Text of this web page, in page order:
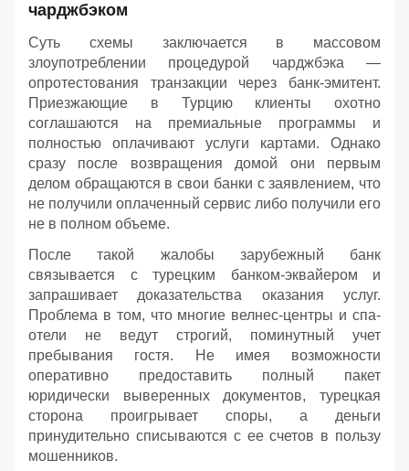
чарджбэком
Суть схемы заключается в массовом
злоупотреблении процедурой чарджбэка —
опротестования транзакции через банк-эмитент.
Приезжающие в Турцию клиенты охотно
соглашаются на премиальные программы и
полностью оплачивают услуги картами. Однако
сразу после возвращения домой они первым
делом обращаются в свои банки с заявлением, что
не получили оплаченный сервис либо получили его
не в полном объеме.
После такой жалобы зарубежный банк
связывается с турецким банком-эквайером и
запрашивает доказательства оказания услуг.
Проблема в том, что многие велнес-центры и спа-
отели не ведут строгий, поминутный учет
пребывания гостя. Не имея возможности
оперативно предоставить полный пакет
юридически выверенных документов, турецкая
сторона проигрывает споры, а деньги
принудительно списываются с ее счетов в пользу
мошенников.